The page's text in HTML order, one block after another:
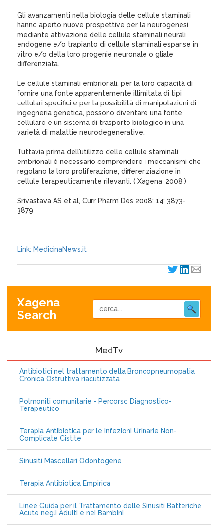
Gli avanzamenti nella biologia delle cellule staminali
hanno aperto nuove prospettive per la neurogenesi
mediante attivazione delle cellule staminali neurali
endogene e/o trapianto di cellule staminali espanse in
vitro e/o della loro progenie neuronale o gliale
differenziata.
Le cellule staminali embrionali, per la loro capacità di
fornire una fonte apparentemente illimitata di tipi
cellulari specifici e per la possibilità di manipolazioni di
ingegneria genetica, possono diventare una fonte
cellulare e un sistema di trasporto biologico in una
varietà di malattie neurodegenerative.
Tuttavia prima dell’utilizzo delle cellule staminali
embrionali è necessario comprendere i meccanismi che
regolano la loro proliferazione, differenziazione in
cellule terapeuticamente rilevanti. ( Xagena_2008 )
Srivastava AS et al, Curr Pharm Des 2008; 14: 3873-
3879
Link: MedicinaNews.it
Xagena
Search
MedTv
Antibiotici nel trattamento della Broncopneumopatia
Cronica Ostruttiva riacutizzata
Polmoniti comunitarie - Percorso Diagnostico-
Terapeutico
Terapia Antibiotica per le Infezioni Urinarie Non-
Complicate Cistite
Sinusiti Mascellari Odontogene
Terapia Antibiotica Empirica
Linee Guida per il Trattamento delle Sinusiti Batteriche
Acute negli Adulti e nei Bambini